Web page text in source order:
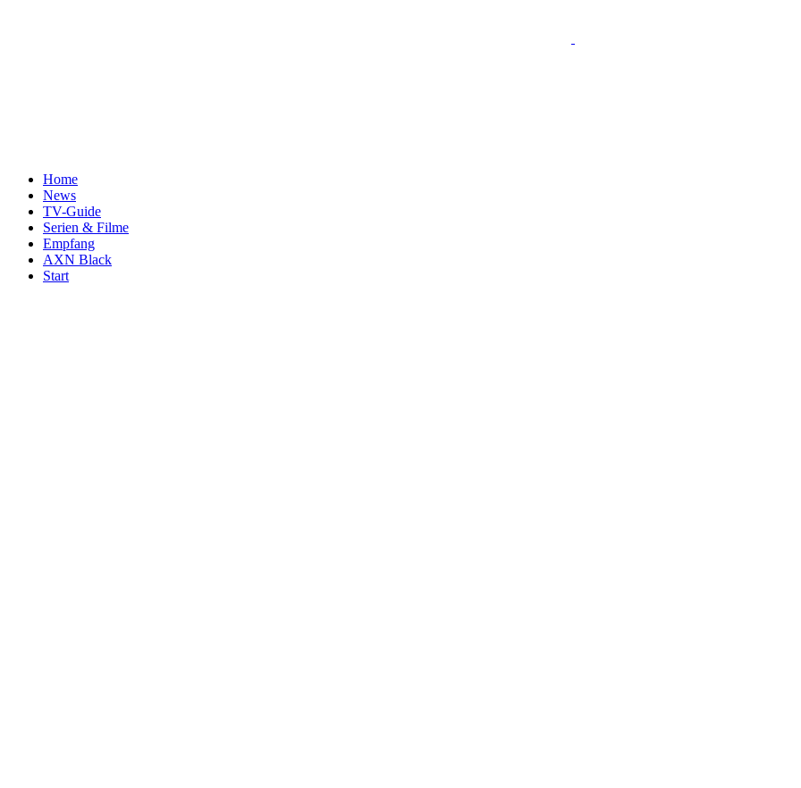
Home
News
TV-Guide
Serien & Filme
Empfang
AXN Black
Start